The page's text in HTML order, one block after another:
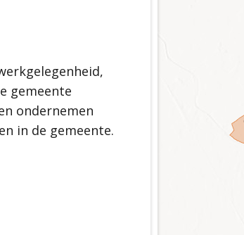
en landschap
gemeente
ondernemen
in de gemeente.